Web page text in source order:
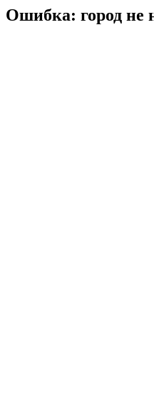
Ошибка: город не